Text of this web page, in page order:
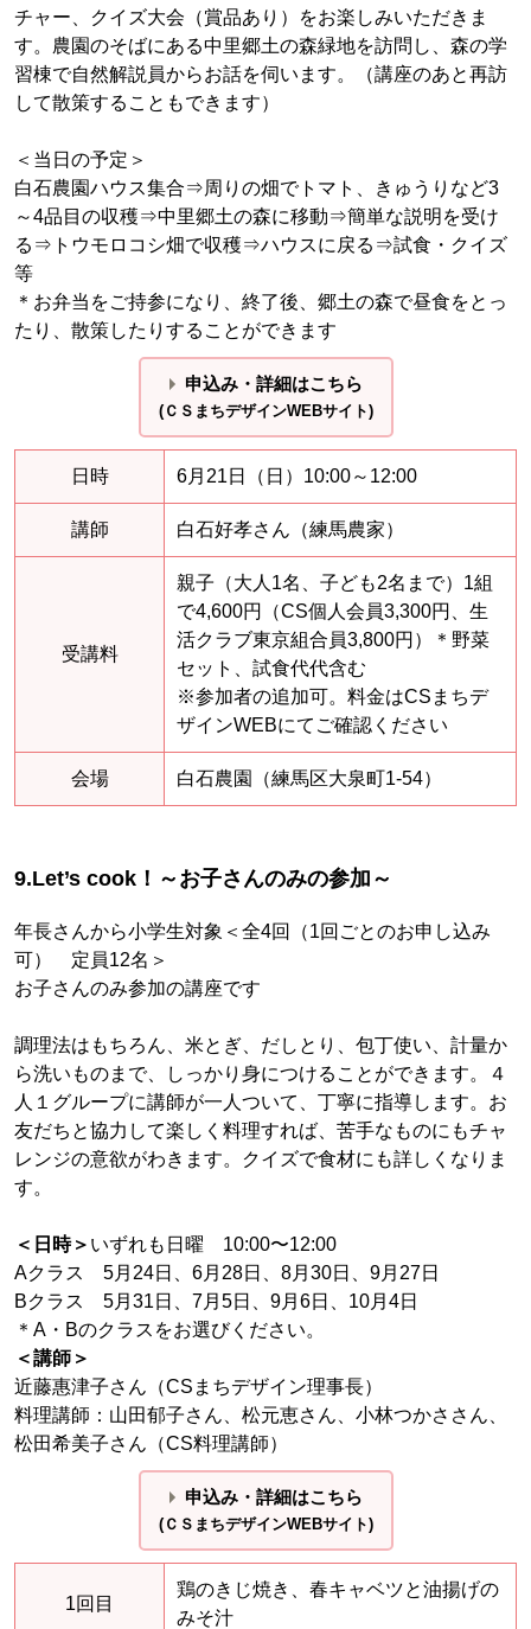
チャー、クイズ大会（賞品あり）をお楽しみいただきま
す。農園のそばにある中里郷土の森緑地を訪問し、森の学
習棟で自然解説員からお話を伺います。（講座のあと再訪
して散策することもできます）
＜当日の予定＞
白石農園ハウス集合⇒周りの畑でトマト、きゅうりなど3
～4品目の収穫⇒中里郷土の森に移動⇒簡単な説明を受け
る⇒トウモロコシ畑で収穫⇒ハウスに戻る⇒試食・クイズ
等
＊お弁当をご持参になり、終了後、郷土の森で昼食をとっ
たり、散策したりすることができます
申込み・詳細はこちら
(ＣＳまちデザインWEBサイト)
日時 6月21日（日）10:00～12:00
講師 白石好孝さん（練馬農家）
受講料
親子（大人1名、子ども2名まで）1組
で4,600円（CS個人会員3,300円、生
活クラブ東京組合員3,800円）＊野菜
セット、試食代代含む
※参加者の追加可。料金はCSまちデ
ザインWEBにてご確認ください
会場 白石農園（練馬区大泉町1-54）
9.Let’s cook！～お子さんのみの参加～
年長さんから小学生対象＜全4回（1回ごとのお申し込み
可） 定員12名＞
お子さんのみ参加の講座です
調理法はもちろん、米とぎ、だしとり、包丁使い、計量か
ら洗いものまで、しっかり身につけることができます。４
人１グループに講師が一人ついて、丁寧に指導します。お
友だちと協力して楽しく料理すれば、苦手なものにもチャ
レンジの意欲がわきます。クイズで食材にも詳しくなりま
す。
＜日時＞ いずれも日曜 10:00〜12:00
Aクラス 5月24日、6月28日、8月30日、9月27日
Bクラス 5月31日、7月5日、9月6日、10月4日
＊A・Bのクラスをお選びください。
＜講師＞
近藤惠津子さん（CSまちデザイン理事長）
料理講師：山田郁子さん、松元恵さん、小林つかささん、
松田希美子さん（CS料理講師）
申込み・詳細はこちら
(ＣＳまちデザインWEBサイト)
1回目
鶏のきじ焼き、春キャベツと油揚げの
みそ汁